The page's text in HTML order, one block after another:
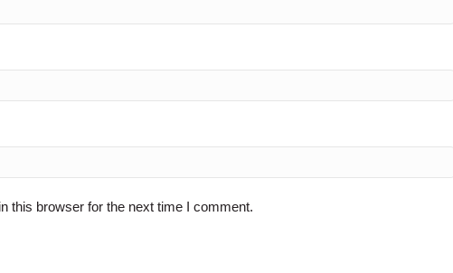
this browser for the next time I comment.